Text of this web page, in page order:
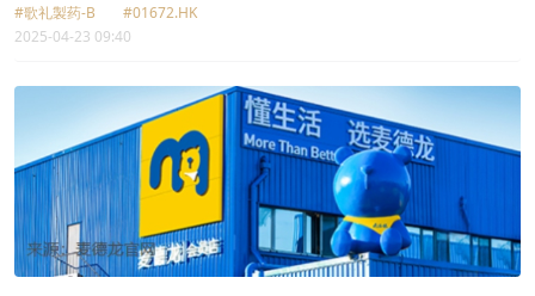
受试者(BMI：30-40kg/m²)中开展的随机、双盲、安慰剂对照Ib期多
剂量递增(MAD)研究(NCT06680440)取得积极顶线结果。由歌礼自主
下注射的用于治疗肥胖症的在研小分子GLP-1受体(GLP-1R)激动剂。
#歌礼製药-B
#01672.HK
2025-04-23 09:40